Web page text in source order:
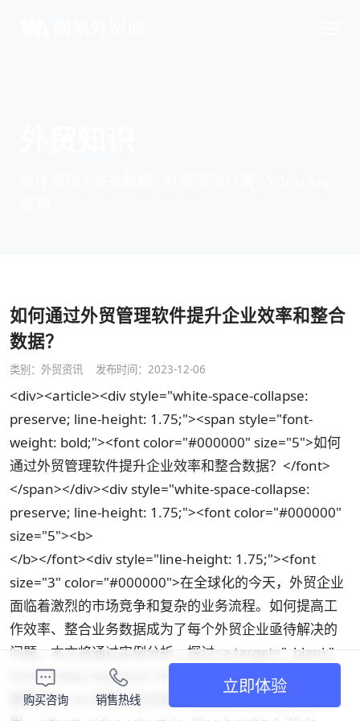
如何通过外贸管理软件提升企业效率和整合
数据？
类别： 外贸资讯 发布时间：2023-12-06
<div><article><div style="white-space-collapse:
preserve; line-height: 1.75;"><span style="font-
weight: bold;"><font color="#000000" size="5">如何
通过外贸管理软件提升企业效率和整合数据？</font>
</span></div><div style="white-space-collapse:
preserve; line-height: 1.75;"><font color="#000000"
size="5"><b>
</b></font><div style="line-height: 1.75;"><font
size="3" color="#000000">在全球化的今天，外贸企业
面临着激烈的市场竞争和复杂的业务流程。如何提高工
作效率、整合业务数据成为了每个外贸企业亟待解决的
问题。本文将通过实例分析，探讨<a target="_blank"
href="https://waimao.163.com/funpage/crm">外贸
管理软件</a>在提升企业效率和数据整合中的重要作
购买咨询 销售热线
立即体验